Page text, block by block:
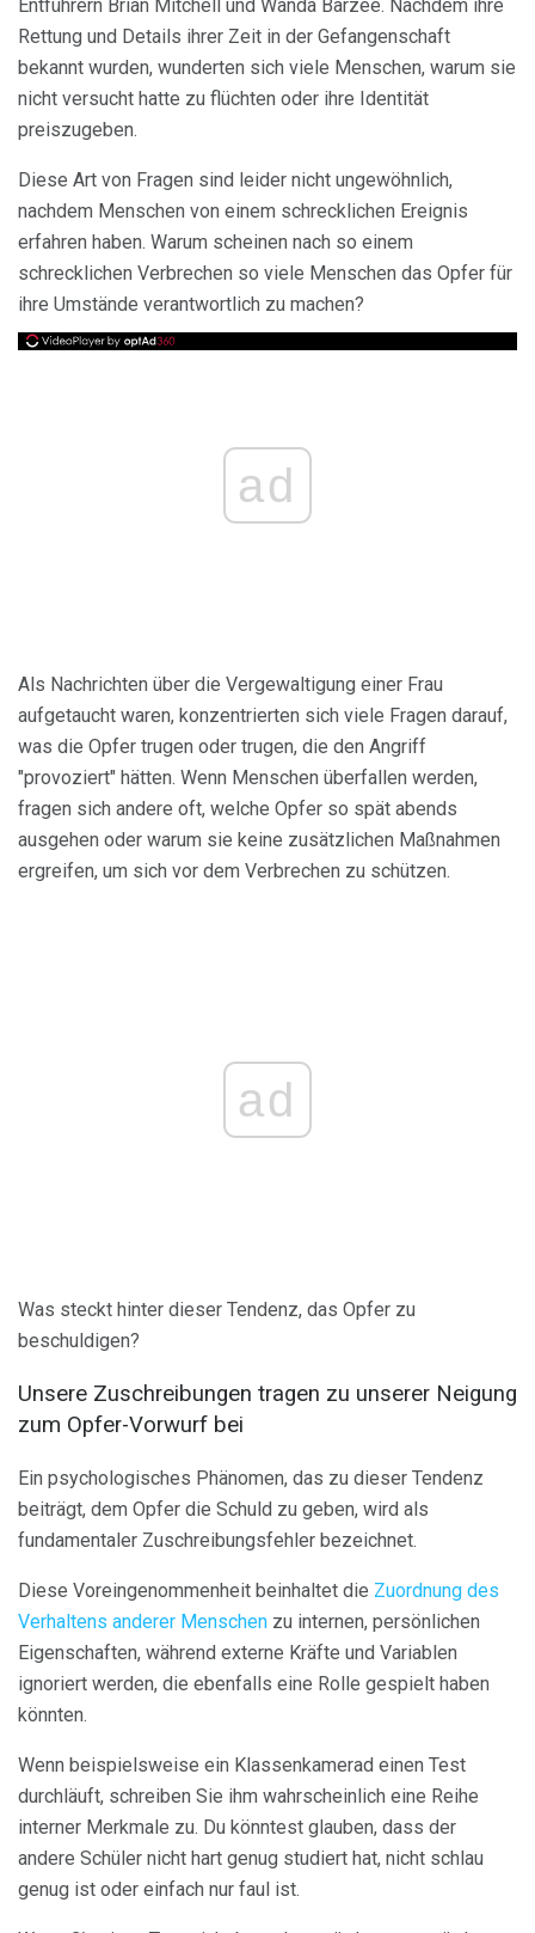
Entführern Brian Mitchell und Wanda Barzee. Nachdem ihre
Rettung und Details ihrer Zeit in der Gefangenschaft
bekannt wurden, wunderten sich viele Menschen, warum sie
nicht versucht hatte zu flüchten oder ihre Identität
preiszugeben.
Diese Art von Fragen sind leider nicht ungewöhnlich,
nachdem Menschen von einem schrecklichen Ereignis
erfahren haben. Warum scheinen nach so einem
schrecklichen Verbrechen so viele Menschen das Opfer für
ihre Umstände verantwortlich zu machen?
ad
Als Nachrichten über die Vergewaltigung einer Frau
aufgetaucht waren, konzentrierten sich viele Fragen darauf,
was die Opfer trugen oder trugen, die den Angriff
"provoziert" hätten. Wenn Menschen überfallen werden,
fragen sich andere oft, welche Opfer so spät abends
ausgehen oder warum sie keine zusätzlichen Maßnahmen
ergreifen, um sich vor dem Verbrechen zu schützen.
ad
Was steckt hinter dieser Tendenz, das Opfer zu
beschuldigen?
Unsere Zuschreibungen tragen zu unserer Neigung
zum Opfer-Vorwurf bei
Ein psychologisches Phänomen, das zu dieser Tendenz
beiträgt, dem Opfer die Schuld zu geben, wird als
fundamentaler Zuschreibungsfehler bezeichnet.
Diese Voreingenommenheit beinhaltet die Zuordnung des
Verhaltens anderer Menschen zu internen, persönlichen
Eigenschaften, während externe Kräfte und Variablen
ignoriert werden, die ebenfalls eine Rolle gespielt haben
könnten.
Wenn beispielsweise ein Klassenkamerad einen Test
durchläuft, schreiben Sie ihm wahrscheinlich eine Reihe
interner Merkmale zu. Du könntest glauben, dass der
andere Schüler nicht hart genug studiert hat, nicht schlau
genug ist oder einfach nur faul ist.